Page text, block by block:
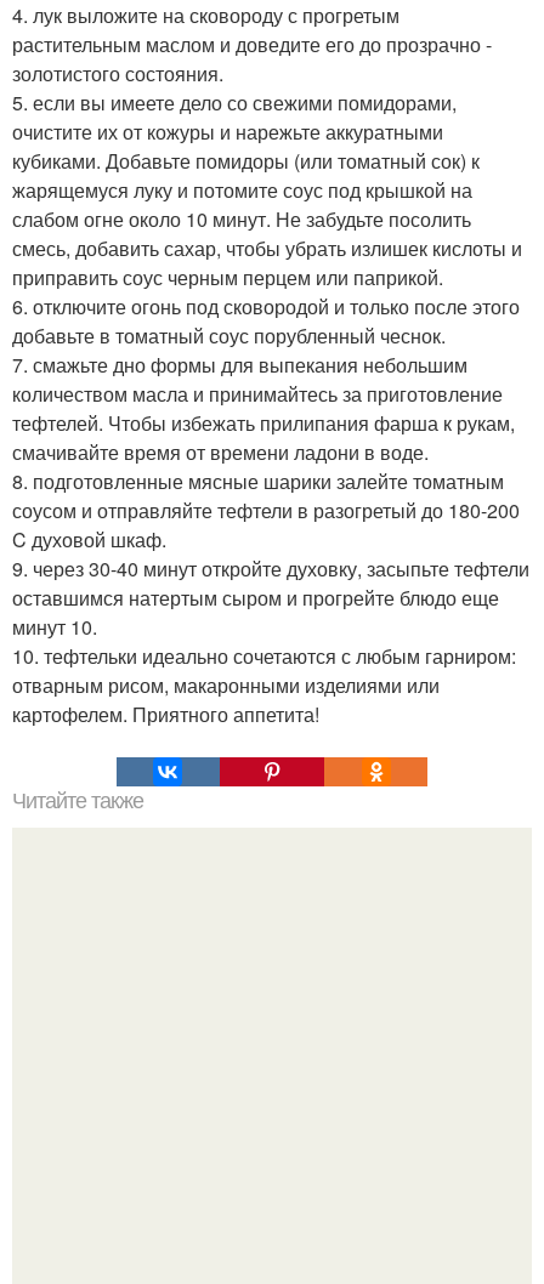
4. лук выложите на сковороду с прогретым
растительным маслом и доведите его до прозрачно -
золотистого состояния.
5. если вы имеете дело со свежими помидорами,
очистите их от кожуры и нарежьте аккуратными
кубиками. Добавьте помидоры (или томатный сок) к
жарящемуся луку и потомите соус под крышкой на
слабом огне около 10 минут. Не забудьте посолить
смесь, добавить сахар, чтобы убрать излишек кислоты и
приправить соус черным перцем или паприкой.
6. отключите огонь под сковородой и только после этого
добавьте в томатный соус порубленный чеснок.
7. смажьте дно формы для выпекания небольшим
количеством масла и принимайтесь за приготовление
тефтелей. Чтобы избежать прилипания фарша к рукам,
смачивайте время от времени ладони в воде.
8. подготовленные мясные шарики залейте томатным
соусом и отправляйте тефтели в разогретый до 180-200
C духовой шкаф.
9. через 30-40 минут откройте духовку, засыпьте тефтели
оставшимся натертым сыром и прогрейте блюдо еще
минут 10.
10. тефтельки идеально сочетаются с любым гарниром:
отварным рисом, макаронными изделиями или
картофелем. Приятного аппетита!
Читайте также